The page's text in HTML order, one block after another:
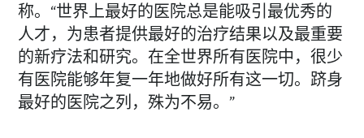
称。“世界上最好的医院总是能吸引最优秀的
人才，为患者提供最好的治疗结果以及最重要
的新疗法和研究。在全世界所有医院中，很少
有医院能够年复一年地做好所有这一切。跻身
最好的医院之列，殊为不易。”